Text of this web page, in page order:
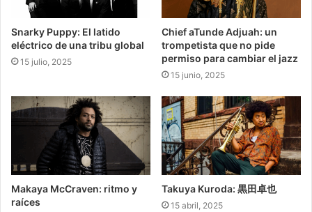
Snarky Puppy: El latido
eléctrico de una tribu global
15 julio, 2025
Chief aTunde Adjuah: un
trompetista que no pide
permiso para cambiar el jazz
15 junio, 2025
Makaya McCraven: ritmo y
raíces
Takuya Kuroda: 黒田卓也
15 abril, 2025